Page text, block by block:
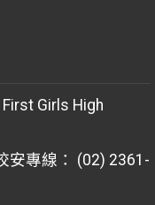
Girls High
線： (02) 2361-